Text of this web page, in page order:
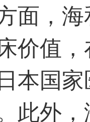
面，
价值
本国
此外